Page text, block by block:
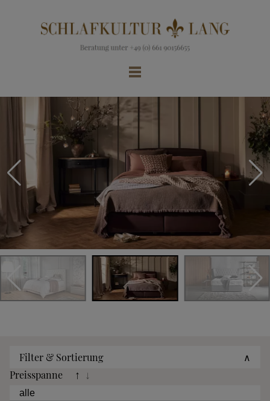
Filter & Sortierung
∧
Preisspanne
↑ ↓